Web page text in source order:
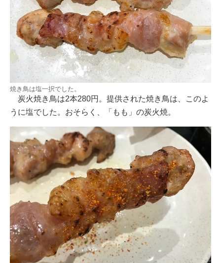
焼き鳥は塩一択でした。
炭火焼き鳥は2本280円。提供された焼き鳥は、このよ
うに塩でした。おそらく、「もも」の炭火焼。